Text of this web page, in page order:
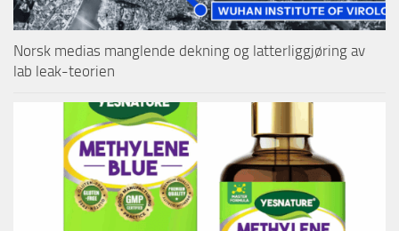
Norsk medias manglende dekning og latterliggjøring av
lab leak-teorien